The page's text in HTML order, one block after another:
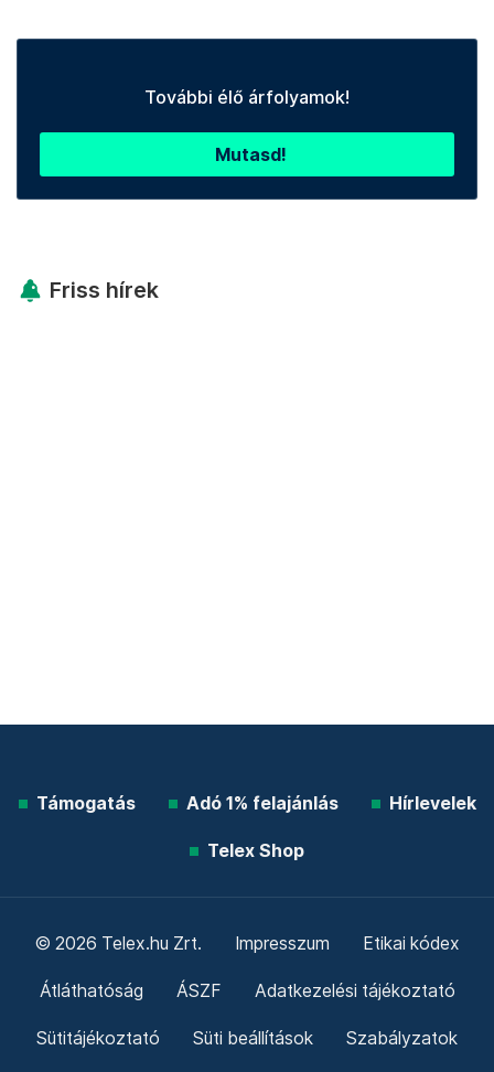
További élő árfolyamok!
Mutasd!
Friss hírek
Támogatás Adó 1% felajánlás Hírlevelek
Telex Shop
© 2026 Telex.hu Zrt. Impresszum Etikai kódex
Átláthatóság ÁSZF Adatkezelési tájékoztató
Sütitájékoztató Süti beállítások Szabályzatok